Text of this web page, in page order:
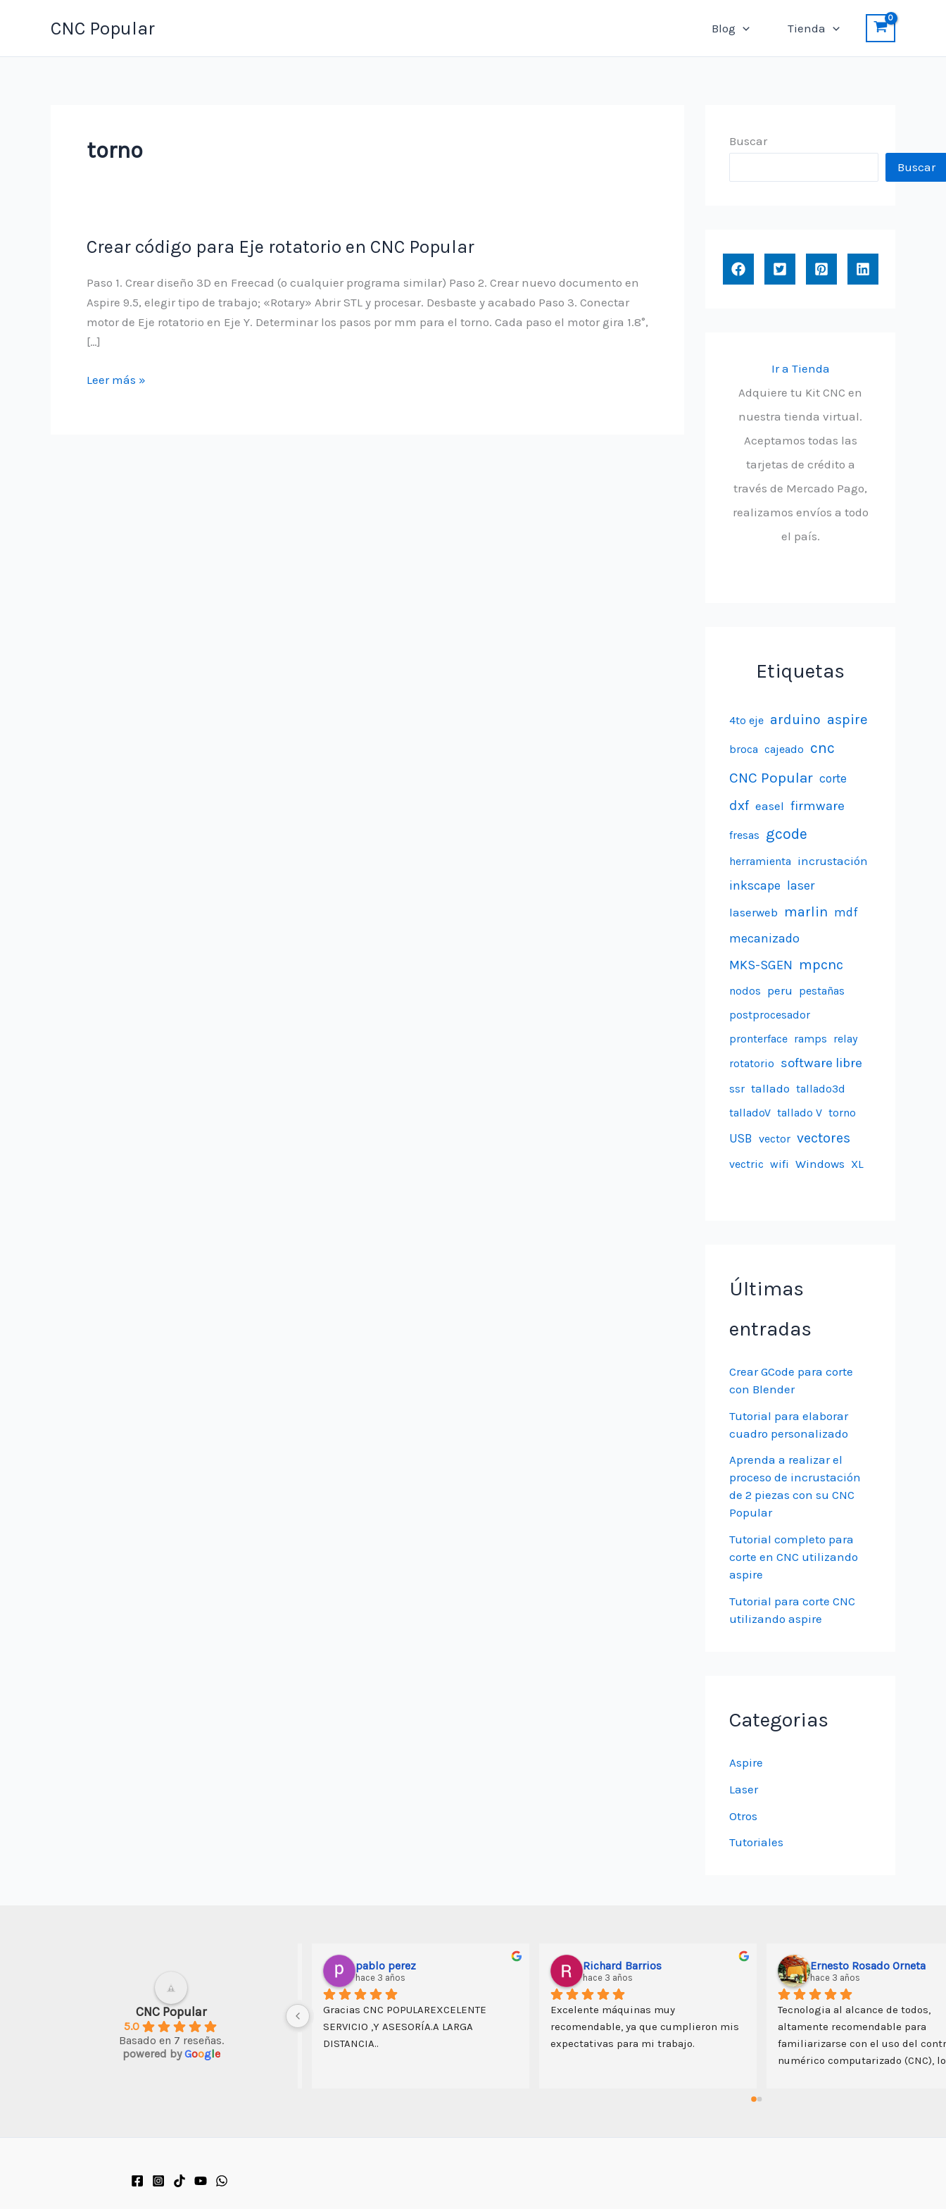
CNC Popular Blog Tienda
torno
Crear código para Eje rotatorio en CNC Popular
Paso 1. Crear diseño 3D en Freecad (o cualquier programa similar) Paso 2. Crear nuevo documento en
Aspire 9.5, elegir tipo de trabajo; «Rotary» Abrir STL y procesar. Desbaste y acabado Paso 3. Conectar
motor de Eje rotatorio en Eje Y. Determinar los pasos por mm para el torno. Cada paso el motor gira 1.8°,
[…]
Crear
Leer más »
Buscar
Buscar
Ir a Tienda
Adquiere tu Kit CNC en
nuestra tienda virtual.
Aceptamos todas las
tarjetas de crédito a
través de Mercado Pago,
realizamos envíos a todo
el país.
Etiquetas
4to eje arduino aspire
broca cajeado cnc
CNC Popular corte
dxf easel firmware
fresas gcode
herramienta incrustación
inkscape laser
laserweb marlin mdf
mecanizado
MKS-SGEN mpcnc
nodos peru
pestañas
postprocesador
pronterface ramps relay
rotatorio software libre
ssr tallado tallado3d
talladoV tallado V torno
USB vector vectores
vectric wifi Windows XL
Últimas
entradas
Crear GCode para corte
con Blender
Tutorial para elaborar
cuadro personalizado
Aprenda a realizar el
proceso de incrustación
de 2 piezas con su CNC
Popular
Tutorial completo para
corte en CNC utilizando
aspire
Tutorial para corte CNC
utilizando aspire
Categorias
Aspire
Laser
Otros
Tutoriales
CNC Popular
5.0
Basado en 7 reseñas.
powered byGoogle
arte urbano
hace 3 años
Muy amable la persona que me
atendió, y la máquina para mis
trabajos en decoración es más que
kristhian Edson Machuca Tito
hace 3 años
excelente máquina CNC, me ha
permitido una mayor productividad de
los trabajos en madera y bambú  que
Darwin Soto
hace 3 años
Un buen inicio en el CNC; algo de
ingenio y todo es posible con esta
máquina